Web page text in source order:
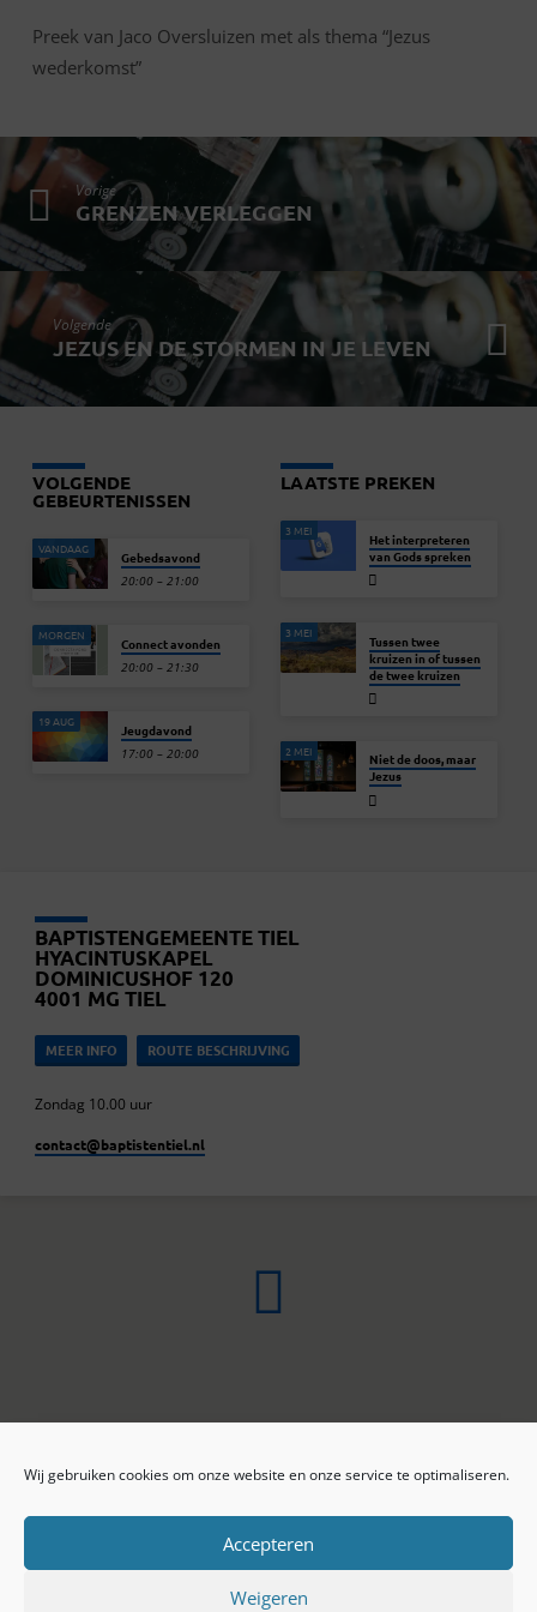
Wij gebruiken cookies om onze website en onze service te optimaliseren.
Accepteren
Weigeren
Preek van Jaco Oversluizen met als thema “Jezus
wederkomst”
Vorige
GRENZEN VERLEGGEN
Volgende
JEZUS EN DE STORMEN IN JE LEVEN
VOLGENDE
GEBEURTENISSEN
VANDAAG Gebedsavond
20:00 – 21:00
MORGEN Connect avonden
20:00 – 21:30
19 AUG Jeugdavond
17:00 – 20:00
LAATSTE PREKEN
3 MEI
Het interpreteren
van Gods spreken
3 MEI
Tussen twee
kruizen in of tussen
de twee kruizen
2 MEI
Niet de doos, maar
Jezus
BAPTISTENGEMEENTE TIEL
HYACINTUSKAPEL
DOMINICUSHOF 120
4001 MG TIEL
MEER INFO ROUTE BESCHRIJVING
Zondag 10.00 uur
contact​@baptistentiel.nl
ONLINE ARCHIEF
Privacy beleid